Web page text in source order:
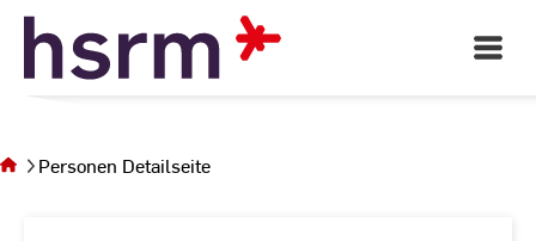
Skip
Content
Open
Main
sich auf
der SeitePersonen Detailseite